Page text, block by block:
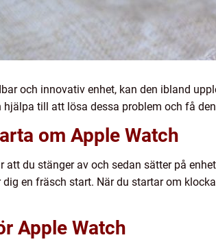
och innovativ enhet, kan den ibland
till att lösa dessa problem och få
om Apple Watch
att du stänger av och sedan sätter på
dig en fräsch start. När du startar om
Apple Watch